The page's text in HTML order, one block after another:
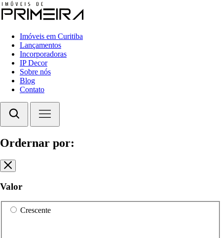
Imóveis em Curitiba
Lançamentos
Incorporadoras
IP Decor
Sobre nós
Blog
Contato
Ordernar por:
Valor
Crescente